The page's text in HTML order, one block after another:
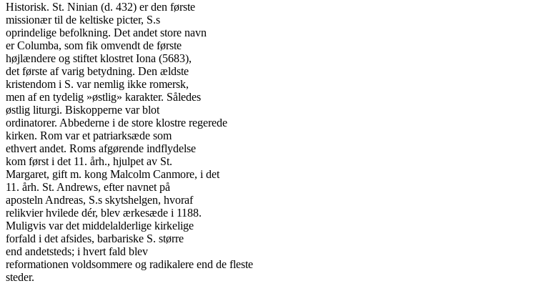
Historisk. St. Ninian (d. 432) er den første
missionær til de keltiske picter, S.s
oprindelige befolkning. Det andet store navn
er Columba, som fik omvendt de første
højlændere og stiftet klostret Iona (5683),
det første af varig betydning. Den ældste
kristendom i S. var nemlig ikke romersk,
men af en tydelig »østlig» karakter. Således
østlig liturgi. Biskopperne var blot
ordinatorer. Abbederne i de store klostre regerede
kirken. Rom var et patriarksæde som
ethvert andet. Roms afgørende indflydelse
kom først i det 11. årh., hjulpet av St.
Margaret, gift m. kong Malcolm Canmore, i det
11. årh. St. Andrews, efter navnet på
aposteln Andreas, S.s skytshelgen, hvoraf
relikvier hvilede dér, blev ærkesæde i 1188.
Muligvis var det middelalderlige kirkelige
forfald i det afsides, barbariske S. større
end andetsteds; i hvert fald blev
reformationen voldsommere og radikalere end de fleste
steder.